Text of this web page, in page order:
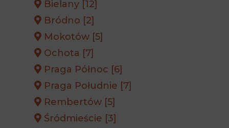
Bielany [12]
Bródno [2]
Mokotów [5]
Ochota [7]
Praga Północ [6]
Praga Południe [7]
Rembertów [5]
Śródmieście [3]